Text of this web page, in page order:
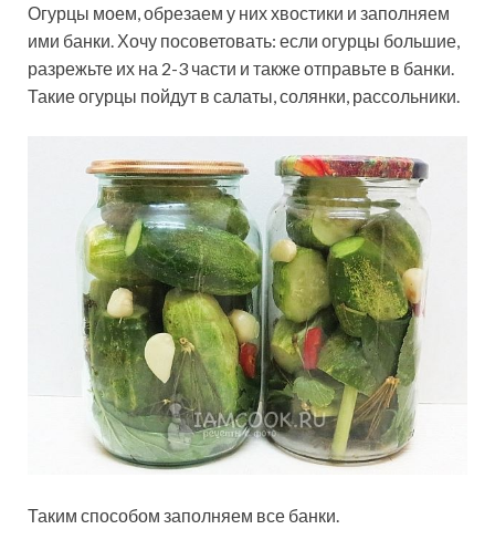
Огурцы моем, обрезаем у них хвостики и заполняем
ими банки. Хочу посоветовать: если огурцы большие,
разрежьте их на 2-3 части и также отправьте в банки.
Такие огурцы пойдут в салаты, солянки, рассольники.
Таким способом заполняем все банки.